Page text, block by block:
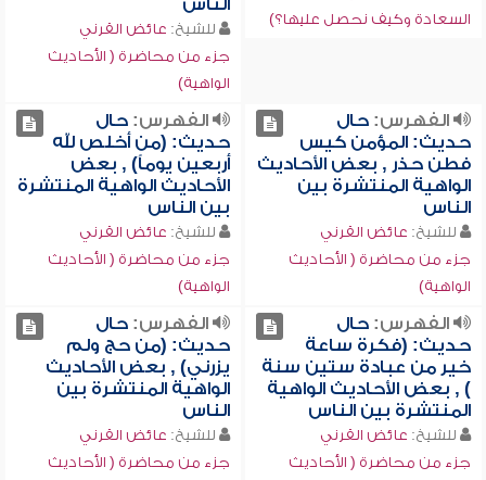
السعادة وكيف نحصل عليها؟)
الناس
للشيخ: عائض القرني
جزء من محاضرة ( الأحاديث
الواهية)
الفهرس:حال
حديث: المؤمن كيس
فطن حذر , بعض الأحاديث
الواهية المنتشرة بين
الناس
للشيخ: عائض القرني
جزء من محاضرة ( الأحاديث
الواهية)
الفهرس:حال
حديث: (من أخلص لله
أربعين يوماً) , بعض
الأحاديث الواهية المنتشرة
بين الناس
للشيخ: عائض القرني
جزء من محاضرة ( الأحاديث
الواهية)
الفهرس:حال
حديث: (فكرة ساعة
خير من عبادة ستين سنة
) , بعض الأحاديث الواهية
المنتشرة بين الناس
للشيخ: عائض القرني
جزء من محاضرة ( الأحاديث
الفهرس:حال
حديث: (من حج ولم
يزرني) , بعض الأحاديث
الواهية المنتشرة بين
الناس
للشيخ: عائض القرني
جزء من محاضرة ( الأحاديث